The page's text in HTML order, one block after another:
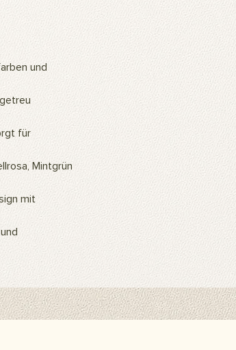
und
für
Mintgrün
mit
können auch als
so ein ästhetisch
Zuhause oder Büro schaffen.
Gemälde an die Wand
hochauflösenden Bilder auf
mithilfe künstlicher Intelligenz
eine warme und natürliche
Wie montiert man das Produkt?
Für die Verwendung des
ein Hintergrundständer
Hintergrundclips können Sie
befestigen. Sie können auch
Klebeband oder Klebestreifen
als Abdeckung an die Wand
Artikel sind separat erhältlich
enthalten.
Hier finden Sie alle häufig